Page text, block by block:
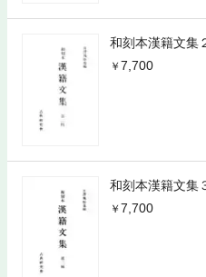
和刻本漢籍文集
7,700
和刻本漢籍文集
7,700